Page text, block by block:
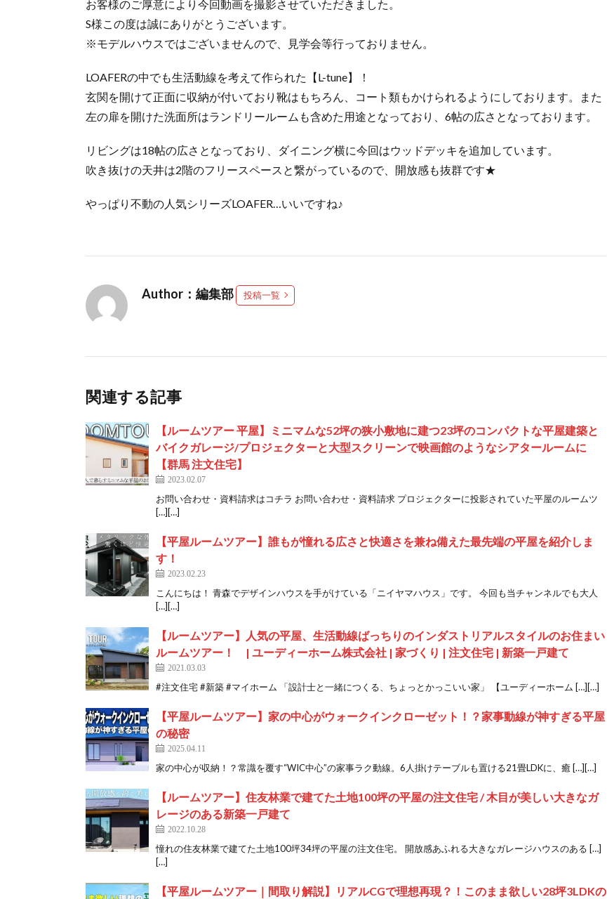
お客様のご厚意により今回動画を撮影させていただきました。
S様この度は誠にありがとうございます。
※モデルハウスではございませんので、見学会等行っておりません。
LOAFERの中でも生活動線を考えて作られた【L-tune】！
玄関を開けて正面に収納が付いており靴はもちろん、コート類もかけられるようにしております。また
左の扉を開けた洗面所はランドリールームも含めた用途となっており、6帖の広さとなっております。
リビングは18帖の広さとなっており、ダイニング横に今回はウッドデッキを追加しています。
吹き抜けの天井は2階のフリースペースと繋がっているので、開放感も抜群です★
やっぱり不動の人気シリーズLOAFER…いいですね♪
Author：編集部 投稿一覧
関連する記事
【ルームツアー 平屋】ミニマムな52坪の狭小敷地に建つ23坪のコンパクトな平屋建築と
バイクガレージ/プロジェクターと大型スクリーンで映画館のようなシアタールームに
【群馬 注文住宅】
2023.02.07
お問い合わせ・資料請求はコチラ お問い合わせ・資料請求 プロジェクターに投影されていた平屋のルームツ
[…][…]
【平屋ルームツアー】誰もが憧れる広さと快適さを兼ね備えた最先端の平屋を紹介しま
す！
2023.02.23
こんにちは！ 青森でデザインハウスを手がけている「ニイヤマハウス」です。 今回も当チャンネルでも大人
[…][…]
【ルームツアー】人気の平屋、生活動線ばっちりのインダストリアルスタイルのお住まい
ルームツアー！ | ユーディーホーム株式会社 | 家づくり | 注文住宅 | 新築一戸建て
2021.03.03
#注文住宅 #新築 #マイホーム 「設計士と一緒につくる、ちょっとかっこいい家」 【ユーディーホーム […][…]
【平屋ルームツアー】家の中心がウォークインクローゼット！？家事動線が神すぎる平屋
の秘密
2025.04.11
家の中心が収納！？常識を覆す“WIC中心”の家事ラク動線。6人掛けテーブルも置ける21畳LDKに、癒 […][…]
【ルームツアー】住友林業で建てた土地100坪の平屋の注文住宅 / 木目が美しい大きなガ
レージのある新築一戸建て
2022.10.28
憧れの住友林業で建てた土地100坪34坪の平屋の注文住宅。 開放感あふれる大きなガレージハウスのある […]
[…]
【平屋ルームツアー｜間取り解説】リアルCGで理想再現？！このまま欲しい28坪3LDKの